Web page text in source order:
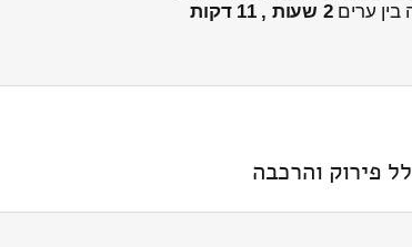
בין ערים2 שעות , 11 דקות
פירוק והרכבה